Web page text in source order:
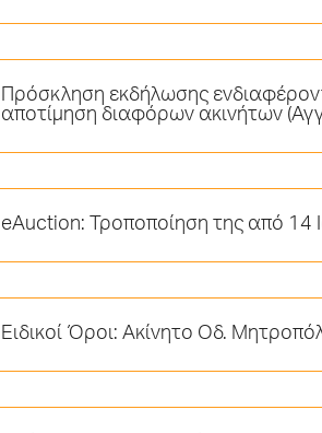
Πρόσκληση εκδήλωσης
αποτίμηση διαφόρων ακινήτων
eAuction: Τροποποίηση της από 14
Ειδικοί Όροι: Ακίνητο Οδ.